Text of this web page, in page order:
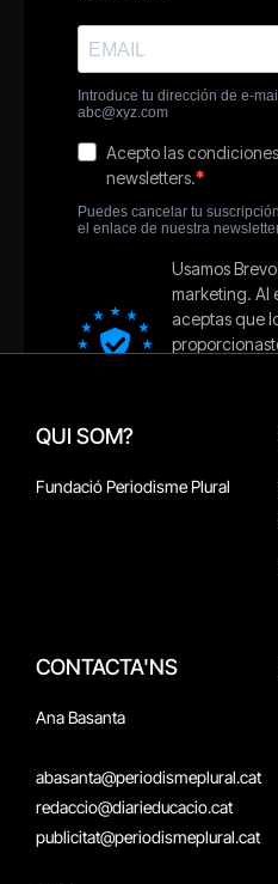
QUI SOM?
Fundació Periodisme Plural
CONTACTA'NS
Ana Basanta
abasanta@periodismeplural.cat
redaccio@diarieducacio.cat
publicitat@periodismeplural.cat